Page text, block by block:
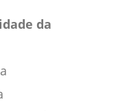
da